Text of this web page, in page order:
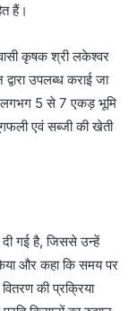
हैं।
कृषक श्री लकेश्वर
उपलब्ध कराई जा
लगभग 5 से 7 एकड़ भूमि
एवं सब्जी की खेती
दी गई है, जिससे उन्हें
और कहा कि समय पर
की प्रक्रिया